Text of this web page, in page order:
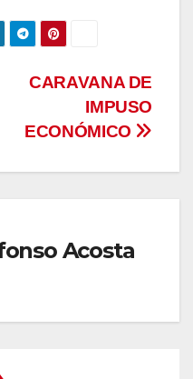
CARAVANA DE
IMPUSO
ECONÓMICO
Acosta